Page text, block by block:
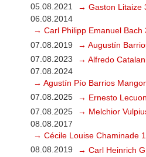
05.08.2021
→ Gaston Litaize
06.08.2014
→ Carl Philipp Emanuel Bach
07.08.2019
→ Augustín
07.08.2023
→ Alfredo
07.08.2024
→ Agustín Pío Barrios
07.08.2025
→ Ernesto
07.08.2025
→ Melchior
08.08.2017
→ Cécile Louise Chaminade
08.08.2019
→ Carl Heinrich